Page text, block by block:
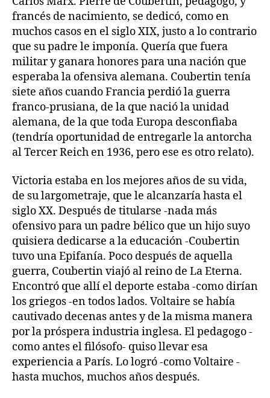
francés de nacimiento, se dedicó, como en
muchos casos en el siglo XIX, justo a lo contrario
que su padre le imponía. Quería que fuera
militar y ganara honores para una nación que
esperaba la ofensiva alemana. Coubertin tenía
siete años cuando Francia perdió la guerra
franco-prusiana, de la que nació la unidad
alemana, de la que toda Europa desconfiaba
(tendría oportunidad de entregarle la antorcha
al Tercer Reich en 1936, pero ese es otro relato).
Victoria estaba en los mejores años de su vida,
de su largometraje, que le alcanzaría hasta el
siglo XX. Después de titularse -nada más
ofensivo para un padre bélico que un hijo suyo
quisiera dedicarse a la educación -Coubertin
tuvo una Epifanía. Poco después de aquella
guerra, Coubertin viajó al reino de La Eterna.
Encontró que allí el deporte estaba -como dirían
los griegos -en todos lados. Voltaire se había
cautivado decenas antes y de la misma manera
por la próspera industria inglesa. El pedagogo -
como antes el filósofo- quiso llevar esa
experiencia a París. Lo logró -como Voltaire -
hasta muchos, muchos años después.